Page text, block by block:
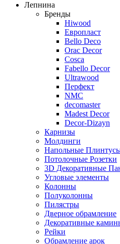
Лепнина
Бренды
Hiwood
Европласт
Bello Deco
Orac Decor
Cosca
Fabello Decor
Ultrawood
Перфект
NMC
decomaster
Madest Decor
Decor-Dizayn
Карнизы
Молдинги
Напольные
Потолочные Розетки
3D Декоративные
Угловые элементы
Колонны
Полуколонны
Пилястры
Дверное обрамление
Декоративные
Рейки
Обрамление арок